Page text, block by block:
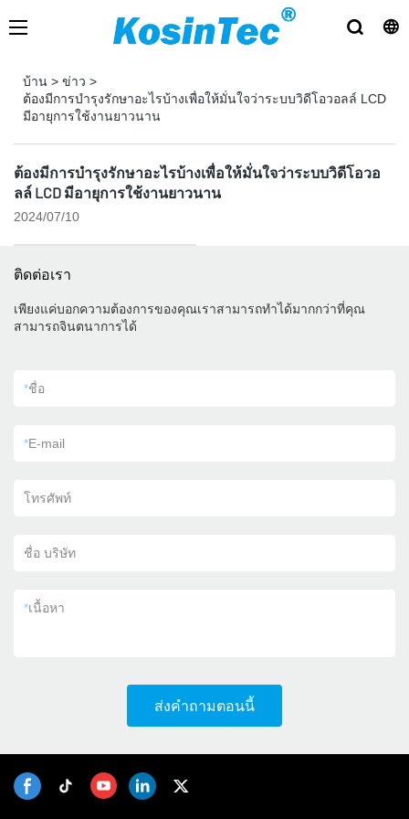
บ้าน > ข่าว >
ต้องมีการบำรุงรักษาอะไรบ้างเพื่อให้มั่นใจว่าระบบวิดีโอวอลล์ LCD
มีอายุการใช้งานยาวนาน
ต้องมีการบำรุงรักษาอะไรบ้างเพื่อให้มั่นใจว่าระบบวิดีโอวอ
ลล์ LCD มีอายุการใช้งานยาวนาน
2024/07/10
ติดต่อเรา
เพียงแค่บอกความต้องการของคุณเราสามารถทำได้มากกว่าที่คุณ
สามารถจินตนาการได้
*ชื่อ
*E-mail
โทรศัพท์
ชื่อ บริษัท
*เนื้อหา
ส่งคำถามตอนนี้